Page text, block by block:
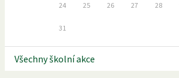
24 25 26 27 28
31
Všechny školní akce